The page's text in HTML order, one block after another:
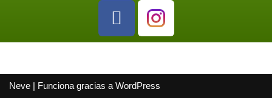
Neve | Funciona gracias a WordPress